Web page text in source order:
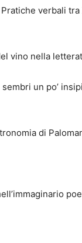
verbali
vino nella
un po’
di